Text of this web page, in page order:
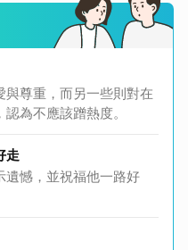
尊重，而另一些則對在
為不應該蹭熱度。
走
遺憾，並祝福他一路好